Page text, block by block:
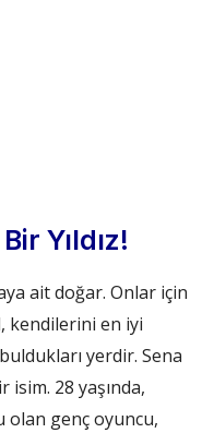
Yıldız!
ait doğar. Onlar için
kendilerini en iyi
yerdir. Sena
28 yaşında,
olan genç oyuncu,